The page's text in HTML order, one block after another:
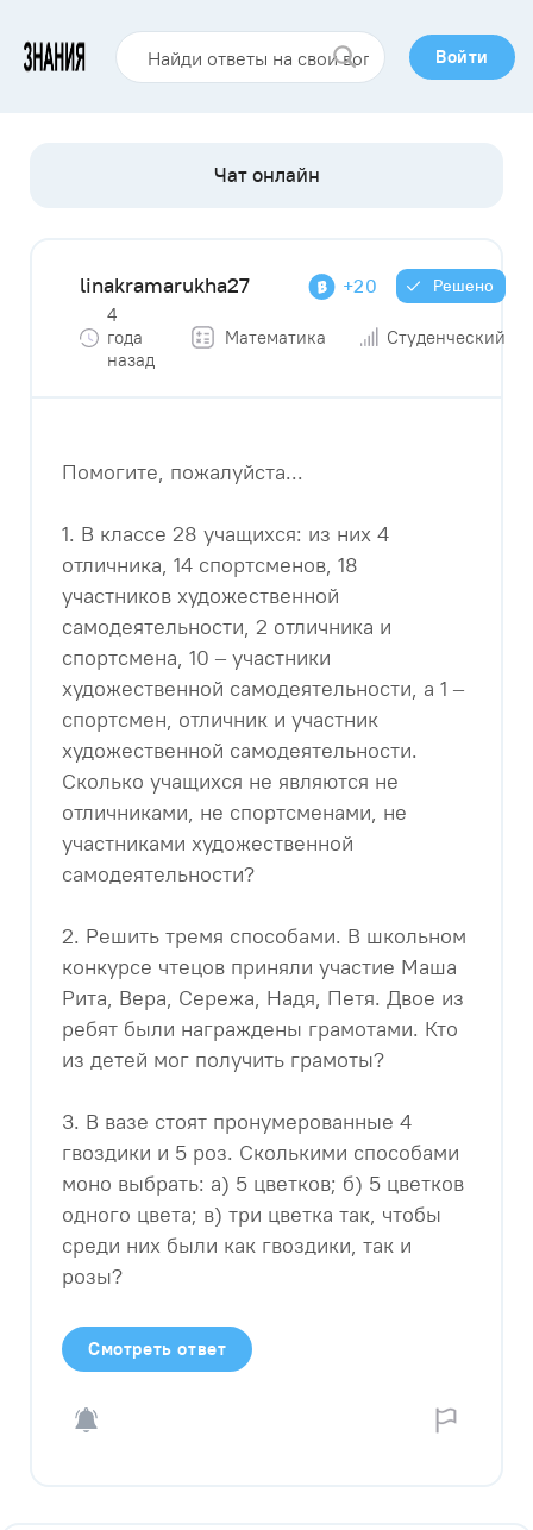
Войти
linakramarukha27 +20 Решено
4
года
назад
Математика Студенческий
Помогите, пожалуйста...
1. В классе 28 учащихся: из них 4
отличника, 14 спортсменов, 18
участников художественной
самодеятельности, 2 отличника и
спортсмена, 10 – участники
художественной самодеятельности, а 1 –
спортсмен, отличник и участник
художественной самодеятельности.
Сколько учащихся не являются не
отличниками, не спортсменами, не
участниками художественной
самодеятельности?
2. Решить тремя способами. В школьном
конкурсе чтецов приняли участие Маша
Рита, Вера, Сережа, Надя, Петя. Двое из
ребят были награждены грамотами. Кто
из детей мог получить грамоты?
3. В вазе стоят пронумерованные 4
гвоздики и 5 роз. Сколькими способами
моно выбрать: а) 5 цветков; б) 5 цветков
одного цвета; в) три цветка так, чтобы
среди них были как гвоздики, так и
розы?
Смотреть ответ